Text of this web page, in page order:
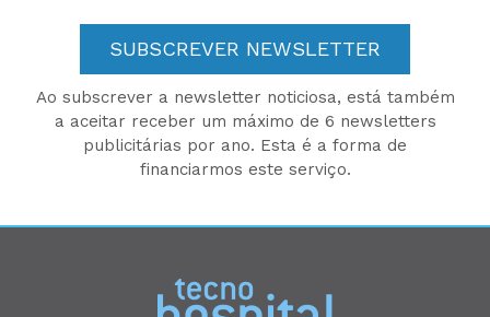
SUBSCREVER NEWSLETTER
Ao subscrever a newsletter noticiosa, está também
a aceitar receber um máximo de 6 newsletters
publicitárias por ano. Esta é a forma de
financiarmos este serviço.